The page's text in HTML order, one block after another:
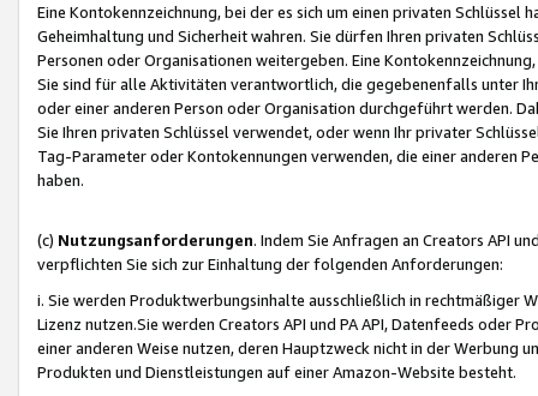
Eine Kontokennzeichnung, bei der es sich um einen privaten
Geheimhaltung und Sicherheit wahren. Sie dürfen Ihren privaten
Personen oder Organisationen weitergeben. Eine
Sie sind für alle Aktivitäten verantwortlich, die gegebenenfalls unter
oder einer anderen Person oder Organisation durchgeführt werden.
Sie Ihren privaten Schlüssel verwendet, oder wenn Ihr privater
Tag-Parameter oder Kontokennungen verwenden, die einer anderen
haben.
(c) Nutzungsanforderungen. Indem Sie Anfragen an Creators API
verpflichten Sie sich zur Einhaltung der folgenden Anforderungen:
i. Sie werden Produktwerbungsinhalte ausschließlich in rechtmäßiger
Lizenz nutzen.Sie werden Creators API und PA API, Datenfeeds oder
einer anderen Weise nutzen, deren Hauptzweck nicht in der Werbung
Produkten und Dienstleistungen auf einer Amazon-Website besteht.